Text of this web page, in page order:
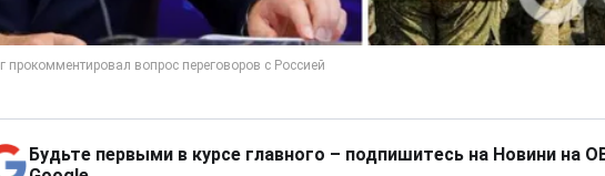
Будьте первыми в курсе главного – подпишитесь на Новини на